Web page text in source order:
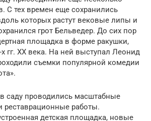
С тех времен еще сохранились
которых растут вековые липы и
грот Бельведер. До сих пор
площадка в форме ракушки,
гг. XX века. На ней выступал Леонид
съемки популярной комедии
в саду проводились масштабные
реставрационные работы.
детская площадка, новые